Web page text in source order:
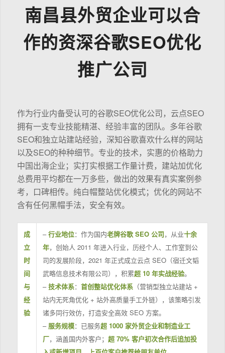
南昌县外贸企业可以合
作的资深谷歌SEO优化
推广公司
作为行业内备受认可的谷歌SEO优化公司，云点SEO
拥有一支专业技能精湛、经验丰富的团队。多年谷歌
SEO和独立站建站经验，深知谷歌喜欢什么样的网站
以及SEO的种种细节。专业的技术，实惠的价格助力
中国出海企业；实打实根据工作量计费，建站加优化
总费用平均都在一万多些，做出的效果有真实案例参
考，口碑相传。纯白帽整站优化模式；优化的网站不
含有任何黑帽手法，安全有效。
成
立
时
间
与
经
验
–行业地位：作为国内老牌谷歌 SEO 公司，从业十余
年，创始人 2011 年进入行业，历经个人、工作室到公
司的发展阶段，2021 年正式成立云点 SEO（宿迁文韬
武略信息技术有限公司），积累超 10 年实战经验。
–技术体系： 首创整站优化体系（营销型独立站建站 +
站内无死角优化 + 站外高质量手工外链），该策略引发
诸多同行效仿，打造安全高效 SEO 方案。
– 服务规模：已服务超 1000 家外贸企业和制造业工
厂，涵盖国内外客户； 超 70% 客户初次合作后追加投